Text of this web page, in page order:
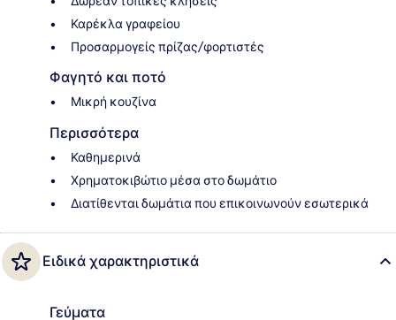
Καρέκλα γραφείου
Προσαρμογείς πρίζας/φορτιστές
Φαγητό και ποτό
Μικρή κουζίνα
Περισσότερα
Καθημερινά
Χρηματοκιβώτιο μέσα στο δωμάτιο
Διατίθενται δωμάτια που επικοινωνούν εσωτερικά
Ειδικά χαρακτηριστικά
Γεύματα